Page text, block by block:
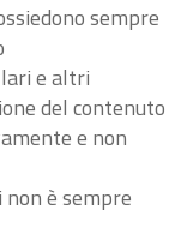
sempre
e altri
del contenuto
e non
è sempre